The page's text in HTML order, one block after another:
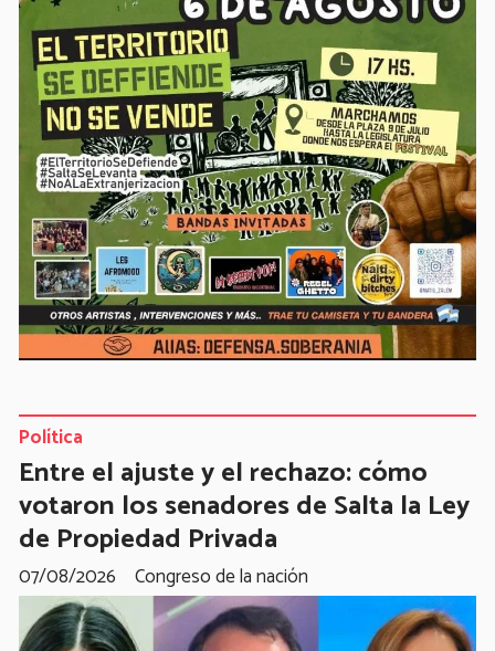
Entre el ajuste y el rechazo: cómo
votaron los senadores de Salta la Ley
de Propiedad Privada
Congreso de la nación
Política
07/08/2026